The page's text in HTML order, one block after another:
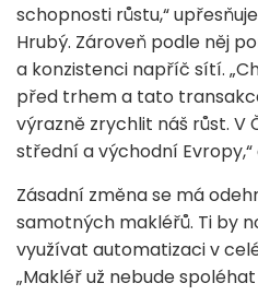
schopnosti růstu,“
Hrubý. Zároveň podle něj
a konzistenci napříč sítí.
před trhem a tato
výrazně zrychlit náš růst. V
střední a východní Evropy,“
Zásadní změna se má
samotných makléřů. Ti by
využívat automatizaci v
„Makléř už nebude